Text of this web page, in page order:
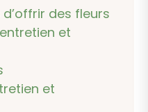
des fleurs
et
et